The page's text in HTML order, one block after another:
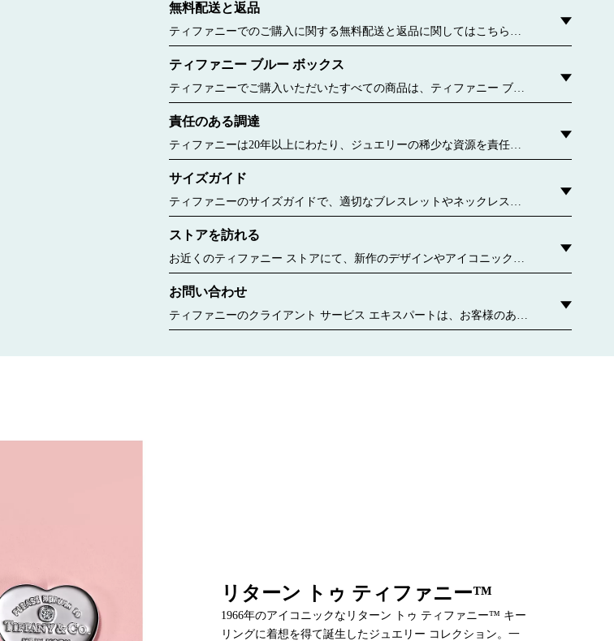
無料配送と返品
ティファニーでのご購入に関する無料配送と返品に関してはこちらを
ご覧ください。
ティファニー ブルー ボックス
ティファニーでご購入いただいたすべての商品は、ティファニー ブル
ー ボックスに包んでお届けいたします。この有名なパッケージが誕生
したのは1886年に遡ります。今ではすべてのブルー ボックスおよびブ
ルー バッグが、持続可能な材料や再生紙から作られています。 詳しく
見る
責任のある調達
ティファニーは20年以上にわたり、ジュエリーの稀少な資源を責任を
持って調達することに専念してきました。 詳しく見る
サイズガイド
ティファニーのサイズガイドで、適切なブレスレットやネックレス、
リングのサイズをご確認ください。
{window.tiffany.authoredContent.ringsSizeGuideExperienc
ストアを訪れる
お近くのティファニー ストアにて、新作のデザインやアイコニックな
コレクションなどをご覧ください。 お近くのティファニー ストアはこ
ちら
お問い合わせ
ティファニーのクライアント サービス エキスパートは、お客様のあら
ゆるニーズに合わせてパーソナライズされたサービスをご提供しま
リターン トゥ ティファニー™
1966年のアイコニックなリターン トゥ ティファニー™ キー
リングに着想を得て誕生したジュエリー コレクション。一